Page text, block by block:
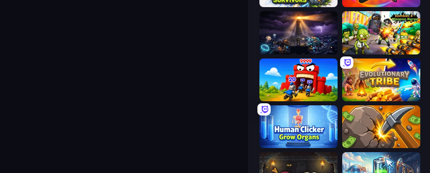
Tower Core Survivors Chair Force Buzz
The Last Lighthouse Zombies 4 Weapon Merge
TimeWarriors Evolutionary Tribe
Human Clicker: Grow Organs Mine Clicker